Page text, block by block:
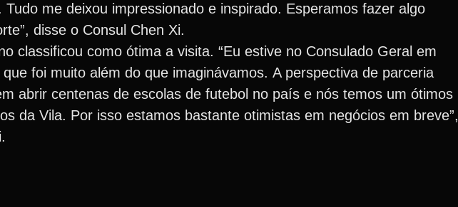
me deixou impressionado e inspirado. Esperamos fazer algo
disse o Consul Chen Xi.
classificou como ótima a visita. “Eu estive no Consulado Geral em
foi muito além do que imaginávamos. A perspectiva de parceria
abrir centenas de escolas de futebol no país e nós temos um ótimos
da Vila. Por isso estamos bastante otimistas em negócios em breve”,